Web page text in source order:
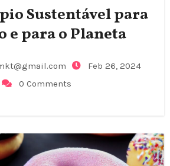
Sustentável para
e para o Planeta
Feb 26, 2024
0 Comments